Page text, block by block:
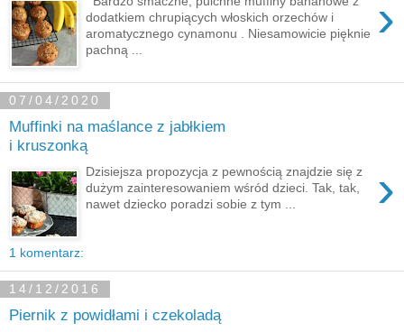
›
dodatkiem chrupiących włoskich orzechów i
aromatycznego cynamonu . Niesamowicie pięknie
pachną ...
07/04/2020
Muffinki na maślance z jabłkiem
i kruszonką
›
Dzisiejsza propozycja z pewnością znajdzie się z
dużym zainteresowaniem wśród dzieci. Tak, tak,
nawet dziecko poradzi sobie z tym ...
1 komentarz:
14/12/2016
Piernik z powidłami i czekoladą